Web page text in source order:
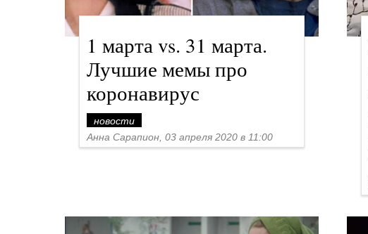
1 марта vs. 31 марта.
Лучшие мемы про
коронавирус
новости
Анна Сарапион, 03 апреля 2020 в 11:00